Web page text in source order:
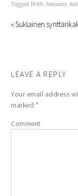
Tagged With:banaani,
« Suklainen
LEAVE A REPLY
Your email address
marked *
Comment